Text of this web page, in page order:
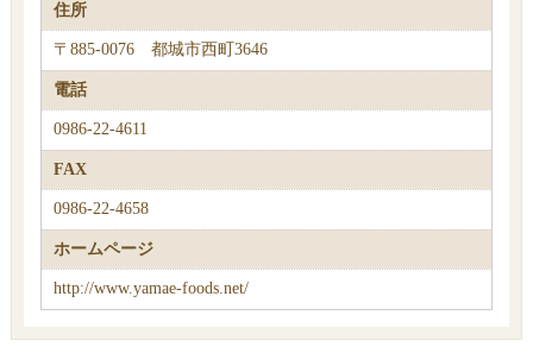
住所
〒885-0076 都城市西町3646
電話
0986-22-4611
FAX
0986-22-4658
ホームページ
http://www.yamae-foods.net/